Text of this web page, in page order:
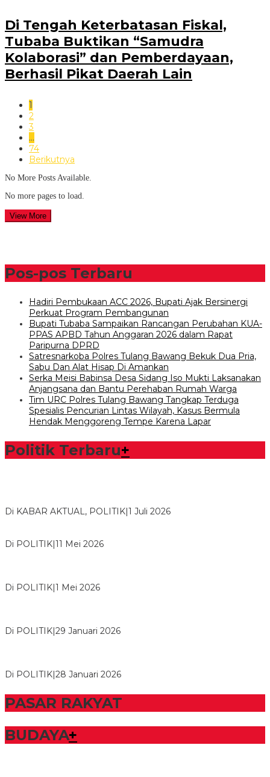
Di Tengah Keterbatasan Fiskal,
Tubaba Buktikan “Samudra
Kolaborasi” dan Pemberdayaan,
Berhasil Pikat Daerah Lain
1
2
3
…
74
Berikutnya
No More Posts Available.
No more pages to load.
View More
Pos-pos Terbaru
Hadiri Pembukaan ACC 2026, Bupati Ajak Bersinergi
Perkuat Program Pembangunan
Bupati Tubaba Sampaikan Rancangan Perubahan KUA-
PPAS APBD Tahun Anggaran 2026 dalam Rapat
Paripurna DPRD
Satresnarkoba Polres Tulang Bawang Bekuk Dua Pria,
Sabu Dan Alat Hisap Di Amankan
Serka Meisi Babinsa Desa Sidang Iso Mukti Laksanakan
Anjangsana dan Bantu Perehaban Rumah Warga
Tim URC Polres Tulang Bawang Tangkap Terduga
Spesialis Pencurian Lintas Wilayah, Kasus Bermula
Hendak Menggoreng Tempe Karena Lapar
Politik Terbaru+
Di KABAR AKTUAL, POLITIK 1 Juli 2026
Di POLITIK 11 Mei 2026
Di POLITIK 1 Mei 2026
Di POLITIK 29 Januari 2026
Di POLITIK 28 Januari 2026
PASAR RAKYAT
BUDAYA+